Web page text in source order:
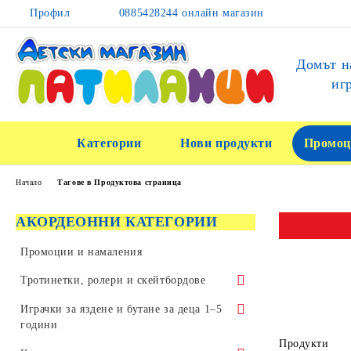
Профил 0885428244 онлайн магазин
Домът
Категории Нови продукти
АКОРДЕОННИ КАТЕГОРИИ
Промоции и намаления
Тротинетки, ролери и скейтбордове
Тротинетки за трикове и скачане
Играчки за яздене и бутане за деца 1–5
години
Начало Тагове в Продуктова страница
Продукти